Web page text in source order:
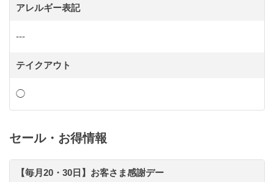
アレルギー表記
---
テイクアウト
◯
セール・お得情報
【毎月20・30日】お客さま感謝デー